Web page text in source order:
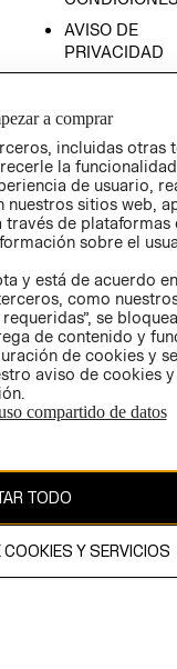
AVISO DE
PRIVACIDAD
AVISO DE
LIBRO DE
a comprar
incluidas otras
la
de usuario,
sitios web,
de plataformas
sobre el
y está de acuerdo
como
se
de contenido y
de cookies y
aviso de cookies
compartido de datos
TODO
COOKIES Y SERVICIOS